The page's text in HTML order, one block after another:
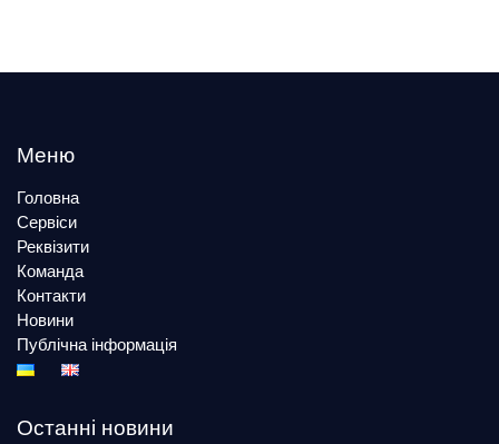
Меню
Головна
Сервіси
Реквізити
Команда
Контакти
Новини
Публічна інформація
Останні новини